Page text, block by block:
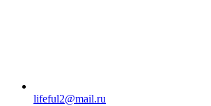
lifeful2@mail.ru